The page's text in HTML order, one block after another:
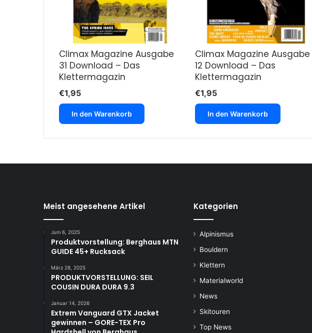
Climax Magazine Ausgabe
31 Download – Das
Klettermagazin
€1,95
In den Warenkorb
Climax Magazine Ausgabe
12 Download – Das
Klettermagazin
€1,95
In den Warenkorb
Meist angesehene Artikel
Juni 6, 2025
Produktvorstellung: Berghaus MTN
GUIDE 45+ Rucksack
März 28, 2025
PRODUKTVORSTELLUNG: SEIL
COUSIN DURA DURA 9.3
Januar 14, 2026
Extrem Vanguard GTX Jacket
gewinnen – GORE-TEX Pro
Kategorien
Alpinismus
Bouldern
Klettern
Materialworld
News
Skitouren
Top News